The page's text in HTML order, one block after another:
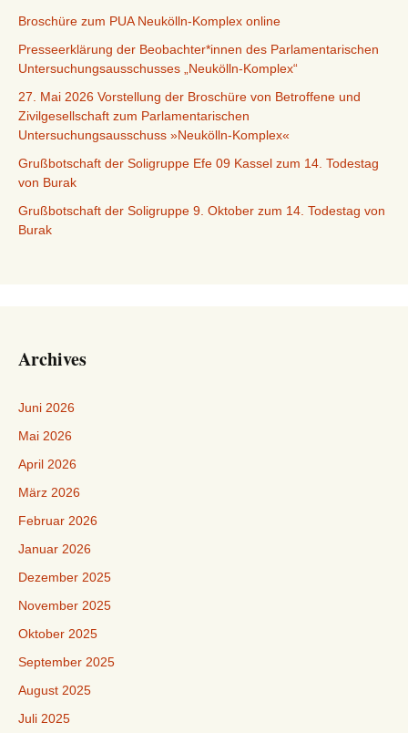
Broschüre zum PUA Neukölln-Komplex online
Presseerklärung der Beobachter*innen des Parlamentarischen
Untersuchungsausschusses „Neukölln-Komplex“
27. Mai 2026 Vorstellung der Broschüre von Betroffene und
Zivilgesellschaft zum Parlamentarischen
Untersuchungsausschuss »Neukölln-Komplex«
Grußbotschaft der Soligruppe Efe 09 Kassel zum 14. Todestag
von Burak
Grußbotschaft der Soligruppe 9. Oktober zum 14. Todestag von
Burak
Archives
Juni 2026
Mai 2026
April 2026
März 2026
Februar 2026
Januar 2026
Dezember 2025
November 2025
Oktober 2025
September 2025
August 2025
Juli 2025